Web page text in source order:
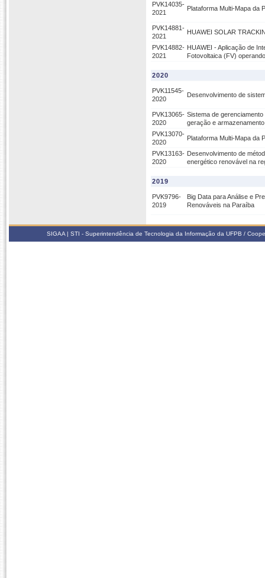
PVK14035-
2021
Plataforma Multi-Mapa da
PVK14881-
2021
HUAWEI SOLAR
PVK14882-
2021
HUAWEI - Aplicação de
Fotovoltaica (FV)
2020
PVK11545-
2020
Desenvolvimento de
PVK13065-
2020
Sistema de
geração e
PVK13070-
2020
Plataforma Multi-Mapa da
PVK13163-
2020
Desenvolvimento de
energético renovável na
2019
PVK9796-
2019
Big Data para Análise e
Renováveis na Paraíba
SIGAA | STI - Superintendência de Tecnologia da Informação da UFPB /